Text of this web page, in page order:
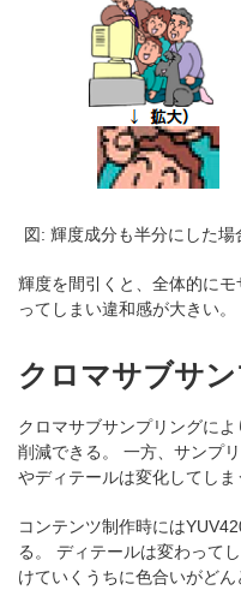
図: 輝度成分も半分にした
輝度を間引くと、全体的に
ってしまい違和感が大きい。
クロマサブサ
クロマサブサンプリングに
削減できる。 一方、サンプ
やディテールは変化してしま
コンテンツ制作時には
る。 ディテールは変わって
けていくうちに色合いがど